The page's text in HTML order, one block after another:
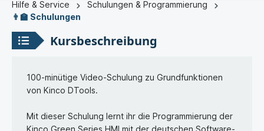
Hilfe & Service
Schulungen & Programmierung
👨‍🏫 Schulungen
Kursbeschreibung
100-minütige Video-Schulung zu Grundfunktionen
von Kinco DTools.
Mit dieser Schulung lernt ihr die Programmierung der